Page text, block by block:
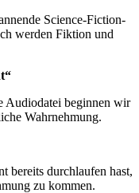
Science-Fiction-
werden Fiktion und
Audiodatei beginnen wir
Wahrnehmung.
bereits durchlaufen hast,
zu kommen.